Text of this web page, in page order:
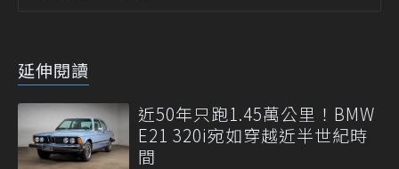
延伸閱讀
近50年只跑1.45萬公里！BMW
E21 320i宛如穿越近半世紀時
間